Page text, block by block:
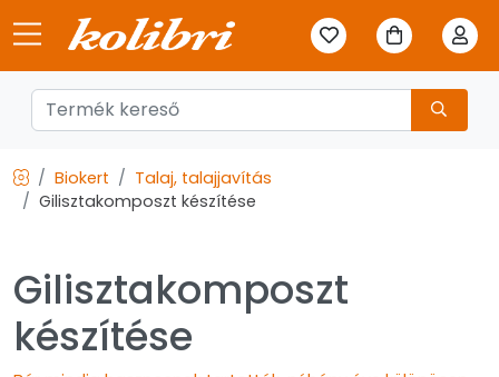
Biokert
Talaj, talajjavítás
Gilisztakomposzt készítése
Gilisztakomposzt
készítése